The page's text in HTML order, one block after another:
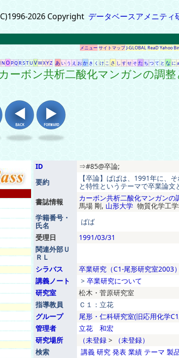
2026 Copyright データベースアメニティ
メニューサイトマップJ-GLOBALReaD Yahoo
N OPQRSTU VWXYZ あ い う え おか き く け こ さ し すせ そ た ち つて と な に
カーボン共析二酸化マンガンの調
ID
⇒#85@卒論;
要約
【卒論】ばばは、1991年に、
と特性というテーマで卒業論
書誌情報
カーボン共析二酸化マンガンの
馬場 剛, 山形大学 物質化学工
学籍番号・
氏名
ばば
受理日
1991/03/31
関連外部Ｕ
ＲＬ
シラバス
卒業研究（C1-尾形研究室2003）
講義ノート
> 卒業研究について
研究室
松木・菅原研究室
指導教員
Ｃ１：立花
グループ
尾形・仁科研究室(旧応用化学
管理者
立花 和宏
研究場所
（未登録 >
（未登録）
検索
講義 研究 発表 業績 テーマ 製